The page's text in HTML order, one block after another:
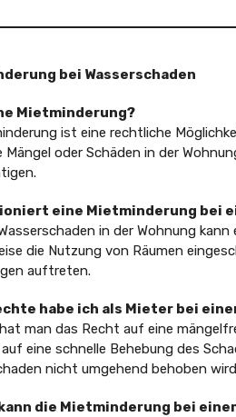
bei Wasserschaden
Mietminderung?
ist eine rechtliche
oder Schäden in der
eine Mietminderung bei
in der Wohnung
die Nutzung von Räumen
auftreten.
habe ich als Mieter bei
man das Recht auf eine
eine schnelle Behebung des
nicht umgehend behoben
die Mietminderung bei